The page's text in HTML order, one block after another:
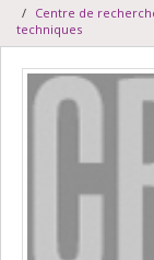
Centre de
techniques